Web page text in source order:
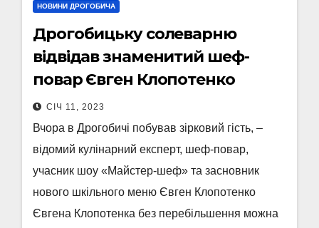
НОВИНИ ДРОГОБИЧА
Дрогобицьку солеварню
відвідав знаменитий шеф-
повар Євген Клопотенко
СІЧ 11, 2023
Вчора в Дрогобичі побував зірковий гість, –
відомий кулінарний експерт, шеф-повар,
учасник шоу «Майстер-шеф» та засновник
нового шкільного меню Євген Клопотенко
Євгена Клопотенка без перебільшення можна